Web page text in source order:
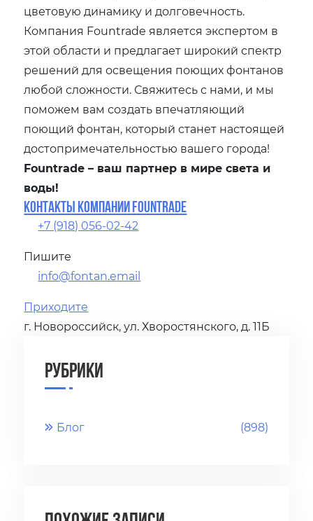
цветовую динамику и долговечность.
Компания Fountrade является экспертом в
этой области и предлагает широкий спектр
решений для освещения поющих фонтанов
любой сложности. Свяжитесь с нами, и мы
поможем вам создать впечатляющий
поющий фонтан, который станет настоящей
достопримечательностью вашего города!
Fountrade – ваш партнер в мире света и
воды!
Контакты компании Fountrade
+7 (918) 056-02-42
Пишите
info@fontan.email
Приходите
г. Новороссийск, ул. Хворостянского, д. 11Б
Рубрики
Блог (898)